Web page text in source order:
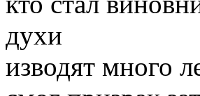
духи
изводят много